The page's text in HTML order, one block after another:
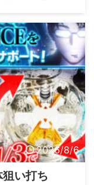
August
2026/8/6
狙い打ち